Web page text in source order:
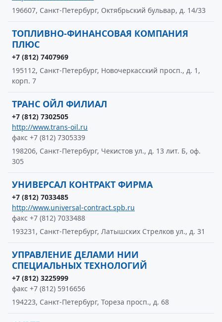
196607, Санкт-Петербург, Октябрьский бульвар, д. 14/33
ТОПЛИВНО-ФИНАНСОВАЯ КОМПАНИЯ
ПЛЮС
+7 (812) 7407969
195112, Санкт-Петербург, Новочеркасский просп., д. 1,
корп. 7
ТРАНС ОЙЛ ФИЛИАЛ
+7 (812) 7302505
http://www.trans-oil.ru
факс +7 (812) 7305339
198206, Санкт-Петербург, Чекистов ул., д. 13 лит. Б, оф.
305
УНИВЕРСАЛ КОНТРАКТ ФИРМА
+7 (812) 7033485
http://www.universal-contract.spb.ru
факс +7 (812) 7033488
193231, Санкт-Петербург, Латышских Стрелков ул., д. 31
УПРАВЛЕНИЕ ДЕЛАМИ НИИ
СПЕЦИАЛЬНЫХ ТЕХНОЛОГИЙ
+7 (812) 3225999
факс +7 (812) 5916656
194223, Санкт-Петербург, Тореза просп., д. 68